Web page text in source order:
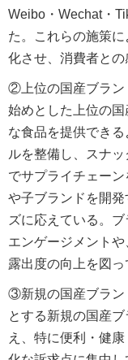
Weibo・Wechat・
た。これらの施策
化させ、消費者との
②上位の国産ブラン
始めとした上位の
な食品を提供でき
ルを整備し、スナ
でサプライチェー
や子ブランドを開
ズに応えている。
エンゲージメント
露出度の向上を図っ
③新規の国産ブラン
とする新規の国産
え、特に便利・健